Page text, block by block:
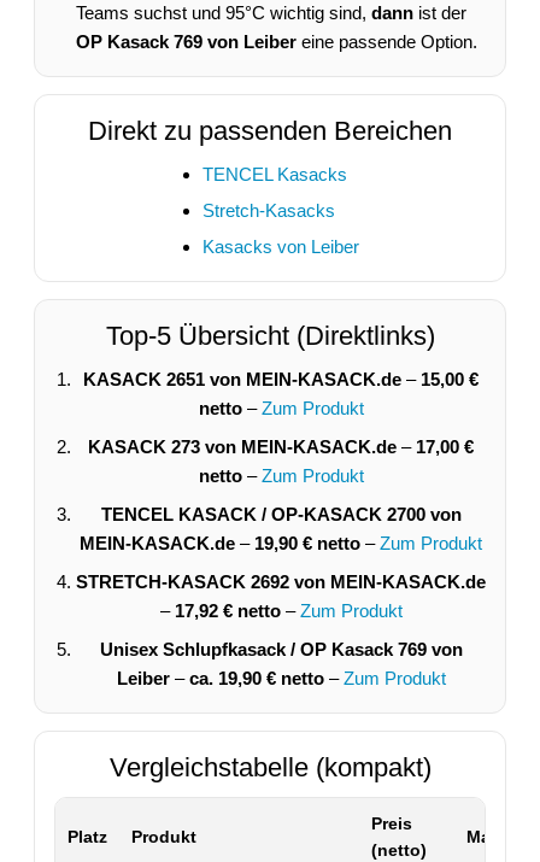
Teams suchst und 95°C wichtig sind, dann ist der
OP Kasack 769 von Leiber eine passende Option.
Direkt zu passenden Bereichen
TENCEL Kasacks
Stretch-Kasacks
Kasacks von Leiber
Top-5 Übersicht (Direktlinks)
KASACK 2651 von MEIN-KASACK.de – 15,00 €
netto–Zum Produkt
KASACK 273 von MEIN-KASACK.de – 17,00 €
netto–Zum Produkt
TENCEL KASACK / OP-KASACK 2700 von
MEIN-KASACK.de – 19,90 € netto –Zum Produkt
STRETCH-KASACK 2692 von MEIN-KASACK.de
– 17,92 € netto–Zum Produkt
Unisex Schlupfkasack / OP Kasack 769 von
Leiber–ca. 19,90 € netto–Zum Produkt
Vergleichstabelle (kompakt)
Platz Produkt
Preis
(netto)
Material